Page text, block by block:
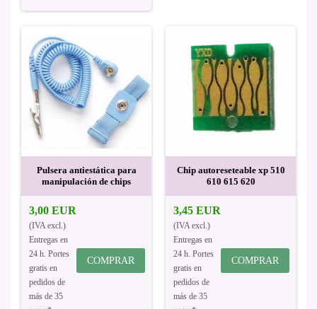
Pulsera antiestática para
manipulación de chips
3,00 EUR
(IVA excl.)
Entregas en
24 h. Portes
gratis en
pedidos de
más de 35
COMPRAR
Chip autoreseteable xp 510
610 615 620
3,45 EUR
(IVA excl.)
Entregas en
24 h. Portes
gratis en
pedidos de
más de 35
COMPRAR